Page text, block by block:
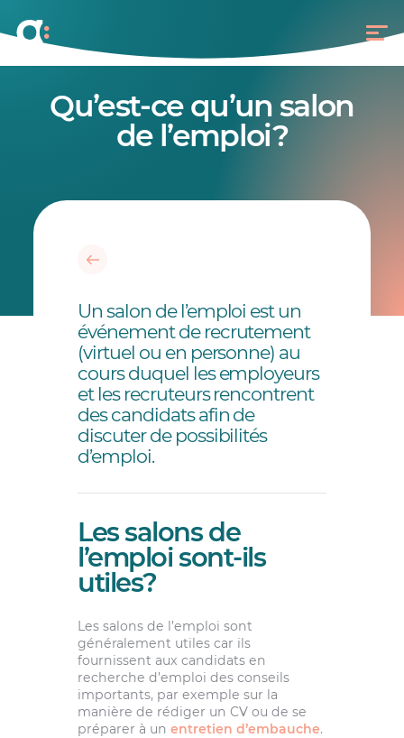
Qu’est-ce qu’un salon
de l’emploi?
Un salon de l’emploi est un
événement de recrutement
(virtuel ou en personne) au
cours duquel les employeurs
et les recruteurs rencontrent
des candidats afin de
discuter de possibilités
d’emploi.
Les salons de
l’emploi sont-ils
utiles?
Les salons de l’emploi sont
généralement utiles car ils
fournissent aux candidats en
recherche d’emploi des conseils
importants, par exemple sur la
manière de rédiger un CV ou de se
préparer à un entretien d’embauche.